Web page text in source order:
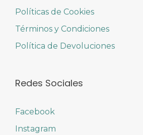
Políticas de Cookies
Términos y Condiciones
Política de Devoluciones
Redes Sociales
Facebook
Instagram